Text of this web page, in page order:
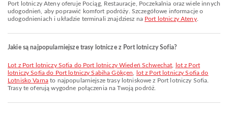
Port lotniczy Ateny oferuje Pociąg, Restauracje, Poczekalnia oraz wiele innych
udogodnień, aby poprawić komfort podróży. Szczegółowe informacje o
udogodnieniach i układzie terminali znajdziesz na Port lotniczy Ateny.
Jakie są najpopularniejsze trasy lotnicze z Port lotniczy Sofia?
lot z Port lotniczy Sofia do Port lotniczy Wiedeń Schwechat
lot z Port
lotniczy Sofia do Port lotniczy Sabiha Gökçen
lot z Port lotniczy Sofia do
Lotnisko Varnato najpopularniejsze trasy lotniskowe z Port lotniczy Sofia.
Trasy te oferują wygodne połączenia na Twoją podróż.